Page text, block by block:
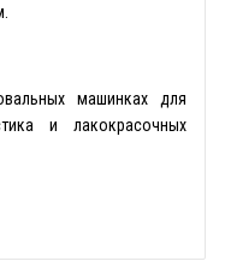
машинках для
и лакокрасочных